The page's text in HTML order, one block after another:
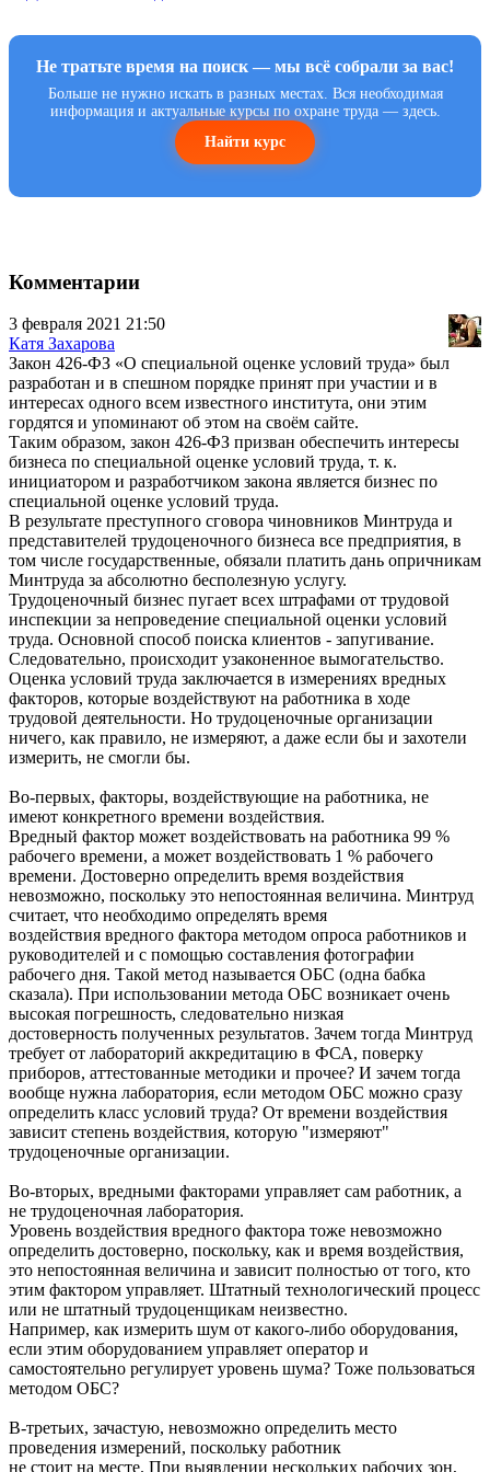
Не тратьте время на поиск — мы всё собрали за вас!
Больше не нужно искать в разных местах. Вся необходимая
информация и актуальные курсы по охране труда — здесь.
Найти курс
Комментарии
3 февраля 2021 21:50
Катя Захарова
Закон 426-ФЗ «О специальной оценке условий труда» был
разработан и в спешном порядке принят при участии и в
интересах одного всем известного института, они этим
гордятся и упоминают об этом на своём сайте.
Таким образом, закон 426-ФЗ призван обеспечить интересы
бизнеса по специальной оценке условий труда, т. к.
инициатором и разработчиком закона является бизнес по
специальной оценке условий труда.
В результате преступного сговора чиновников Минтруда и
представителей трудоценочного бизнеса все предприятия, в
том числе государственные, обязали платить дань опричникам
Минтруда за абсолютно бесполезную услугу.
Трудоценочный бизнес пугает всех штрафами от трудовой
инспекции за непроведение специальной оценки условий
труда. Основной способ поиска клиентов - запугивание.
Следовательно, происходит узаконенное вымогательство.
Оценка условий труда заключается в измерениях вредных
факторов, которые воздействуют на работника в ходе
трудовой деятельности. Но трудоценочные организации
ничего, как правило, не измеряют, а даже если бы и захотели
измерить, не смогли бы.
Во-первых, факторы, воздействующие на работника, не
имеют конкретного времени воздействия.
Вредный фактор может воздействовать на работника 99 %
рабочего времени, а может воздействовать 1 % рабочего
времени. Достоверно определить время воздействия
невозможно, поскольку это непостоянная величина. Минтруд
считает, что необходимо определять время
воздействия вредного фактора методом опроса работников и
руководителей и с помощью составления фотографии
рабочего дня. Такой метод называется ОБС (одна бабка
сказала). При использовании метода ОБС возникает очень
высокая погрешность, следовательно низкая
достоверность полученных результатов. Зачем тогда Минтруд
требует от лабораторий аккредитацию в ФСА, поверку
приборов, аттестованные методики и прочее? И зачем тогда
вообще нужна лаборатория, если методом ОБС можно сразу
определить класс условий труда? От времени воздействия
зависит степень воздействия, которую "измеряют"
трудоценочные организации.
Во-вторых, вредными факторами управляет сам работник, а
не трудоценочная лаборатория.
Уровень воздействия вредного фактора тоже невозможно
определить достоверно, поскольку, как и время воздействия,
это непостоянная величина и зависит полностью от того, кто
этим фактором управляет. Штатный технологический процесс
или не штатный трудоценщикам неизвестно.
Например, как измерить шум от какого-либо оборудования,
если этим оборудованием управляет оператор и
самостоятельно регулирует уровень шума? Тоже пользоваться
методом ОБС?
В-третьих, зачастую, невозможно определить место
проведения измерений, поскольку работник
не стоит на месте. При выявлении нескольких рабочих зон,